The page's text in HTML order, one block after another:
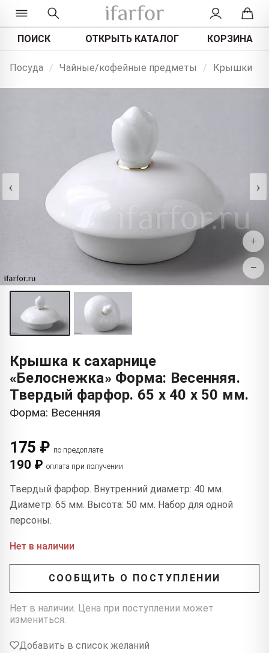
ПОИСК ОТКРЫТЬ КАТАЛОГ КОРЗИНА
Посуда / Чайные/кофейные предметы / Крышки
‹ ›
+
−
Крышка к сахарнице
«Белоснежка» Форма: Весенняя.
Твердый фарфор. 65 x 40 x 50 мм.
Форма: Весенняя
175 ₽ по предоплате
190 ₽ оплата при получении
Твердый фарфор. Внутренний диаметр: 40 мм.
Диаметр: 65 мм. Высота: 50 мм. Набор для одной
персоны.
Нет в наличии
СООБЩИТЬ О ПОСТУПЛЕНИИ
Нет в наличии. Цена при поступлении может
измениться.
Добавить в список желаний